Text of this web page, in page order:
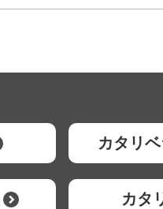
カタリ
カタ